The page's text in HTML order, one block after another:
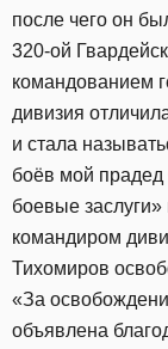
после чего он
320-ой
командованием
дивизия
и стала
боёв мой
боевые
командиром
Тихомиров
«За
объявлена